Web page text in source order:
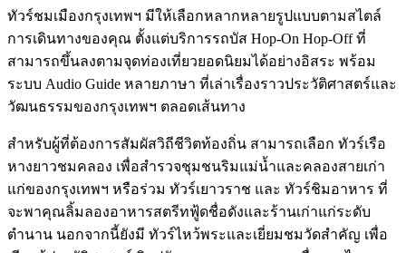
ทัวร์ชมเมืองกรุงเทพฯ มีให้เลือกหลากหลายรูปแบบตามสไตล์
การเดินทางของคุณ ตั้งแต่บริการรถบัส Hop-On Hop-Off ที่
สามารถขึ้นลงตามจุดท่องเที่ยวยอดนิยมได้อย่างอิสระ พร้อม
ระบบ Audio Guide หลายภาษา ที่เล่าเรื่องราวประวัติศาสตร์และ
วัฒนธรรมของกรุงเทพฯ ตลอดเส้นทาง
สำหรับผู้ที่ต้องการสัมผัสวิถีชีวิตท้องถิ่น สามารถเลือก ทัวร์เรือ
หางยาวชมคลอง เพื่อสำรวจชุมชนริมแม่น้ำและคลองสายเก่า
แก่ของกรุงเทพฯ หรือร่วม ทัวร์เยาวราช และ ทัวร์ชิมอาหาร ที่
จะพาคุณลิ้มลองอาหารสตรีทฟู้ดชื่อดังและร้านเก่าแก่ระดับ
ตำนาน นอกจากนี้ยังมี ทัวร์ไหว้พระและเยี่ยมชมวัดสำคัญ เพื่อ